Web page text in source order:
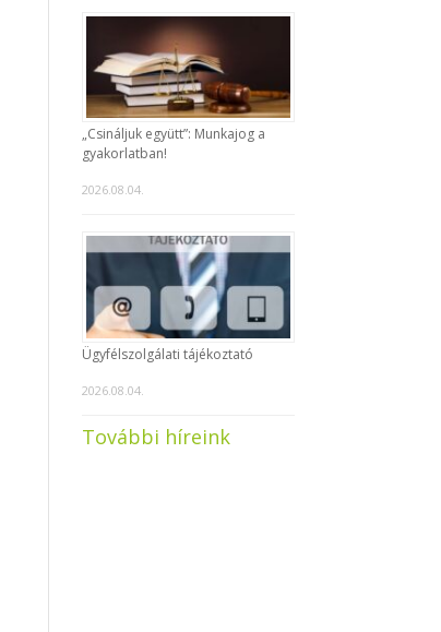
„Csináljuk együtt”: Munkajog a
gyakorlatban!
2026.08.04.
Ügyfélszolgálati tájékoztató
2026.08.04.
További híreink